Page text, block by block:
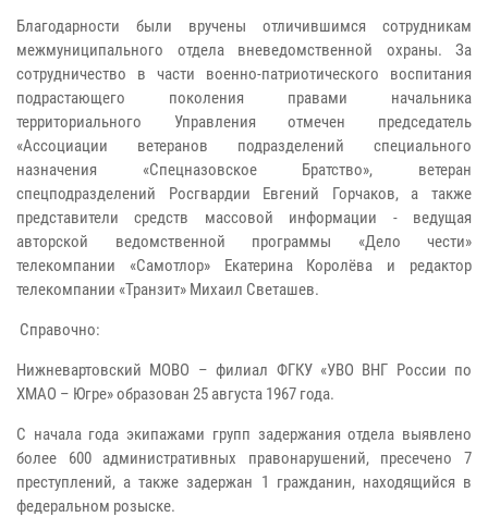
Благодарности были вручены отличившимся сотрудникам
межмуниципального отдела вневедомственной охраны. За
сотрудничество в части военно-патриотического воспитания
подрастающего поколения правами начальника
территориального Управления отмечен председатель
«Ассоциации ветеранов подразделений специального
назначения «Спецназовское Братство», ветеран
спецподразделений Росгвардии Евгений Горчаков, а также
представители средств массовой информации - ведущая
авторской ведомственной программы «Дело чести»
телекомпании «Самотлор» Екатерина Королёва и редактор
телекомпании «Транзит» Михаил Светашев.
Справочно:
Нижневартовский МОВО – филиал ФГКУ «УВО ВНГ России по
ХМАО – Югре» образован 25 августа 1967 года.
С начала года экипажами групп задержания отдела выявлено
более 600 административных правонарушений, пресечено 7
преступлений, а также задержан 1 гражданин, находящийся в
федеральном розыске.